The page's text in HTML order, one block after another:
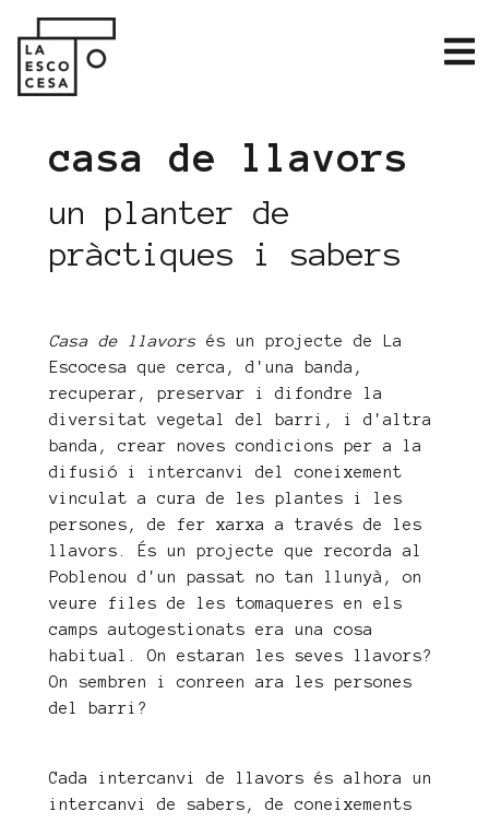
casa de llavors
un planter de
pràctiques i sabers
Casa de llavors és un projecte de La
Escocesa que cerca, d'una banda,
recuperar, preservar i difondre la
diversitat vegetal del barri, i d'altra
banda, crear noves condicions per a la
difusió i intercanvi del coneixement
vinculat a cura de les plantes i les
persones, de fer xarxa a través de les
llavors. És un projecte que recorda al
Poblenou d'un passat no tan llunyà, on
veure files de les tomaqueres en els
camps autogestionats era una cosa
habitual. On estaran les seves llavors?
On sembren i conreen ara les persones
del barri?
Cada intercanvi de llavors és alhora un
intercanvi de sabers, de coneixements